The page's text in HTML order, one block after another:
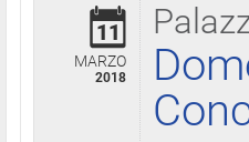
11
MARZO
2018